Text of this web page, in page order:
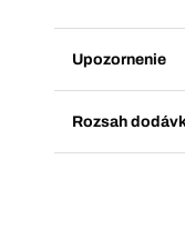
Upozornenie
Rozsah